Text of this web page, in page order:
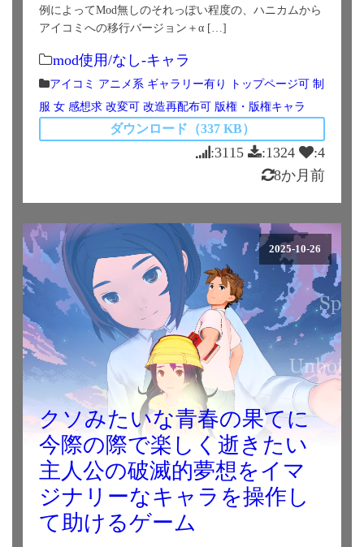
例によってMod無しのそれっぽい程度の、ハニカムから
アイコミへの移行バージョン＋α […]
mod使用/なし-キャラ
アイコミ アニメ系 ギャラリー有り トップページ可 制
服 女 感想求 改変可 改造再配布可 版権・版権キャラ
ダウンロード（337 KB）
:3115 :1324
:4
8か月前
2025-10-26
クソみたいな青春の果てに
今際の際で楽しく逝きたい
主人公の破滅的夢想をイマ
ジナリーなキャラを操作し
て助けるゲーム